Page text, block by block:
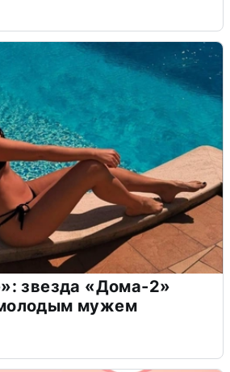
звезда «Дома-2»
мужем